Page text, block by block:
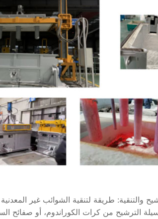
والتنقية: طريقة لتنقية الشوائب غير
الترشيح من كرات الكوراندوم، أو صفائح